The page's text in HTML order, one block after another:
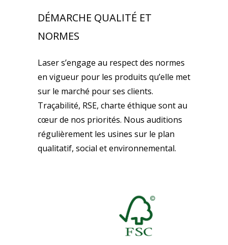
DÉMARCHE QUALITÉ ET
NORMES
Laser s’engage au respect des normes
en vigueur pour les produits qu’elle met
sur le marché pour ses clients.
Traçabilité, RSE, charte éthique sont au
cœur de nos priorités. Nous auditions
régulièrement les usines sur le plan
qualitatif, social et environnemental.